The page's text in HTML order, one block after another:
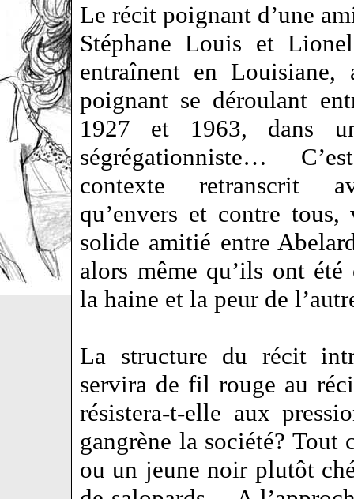
Le récit poignant d’une
Stéphane Louis et
entraînent en Louisiane,
poignant se déroulant
1927 et 1963, dans
ségrégationniste…
contexte retranscrit
qu’envers et contre
solide amitié entre
alors même qu’ils ont été
la haine et la peur de
La structure du récit
servira de fil rouge au
résistera-t-elle aux
gangrène la société? Tout
ou un jeune noir plutôt